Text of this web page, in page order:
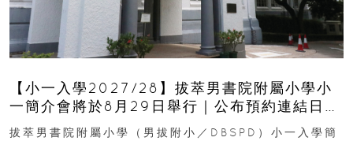
【小一入學2027/28】拔萃男書院附屬小學小
一簡介會將於8月29日舉行｜公布預約連結日期
｜更設有網上重溫
拔萃男書院附屬小學（男拔附小／DBSPD）小一入學簡